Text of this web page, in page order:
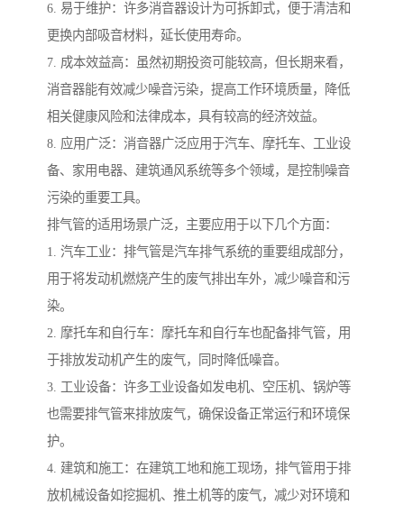
6. 易于维护：许多消音器设计为可拆卸式，便于清洁和
更换内部吸音材料，延长使用寿命。
7. 成本效益高：虽然初期投资可能较高，但长期来看，
消音器能有效减少噪音污染，提高工作环境质量，降低
相关健康风险和法律成本，具有较高的经济效益。
8. 应用广泛：消音器广泛应用于汽车、摩托车、工业设
备、家用电器、建筑通风系统等多个领域，是控制噪音
污染的重要工具。
排气管的适用场景广泛，主要应用于以下几个方面：
1. 汽车工业：排气管是汽车排气系统的重要组成部分，
用于将发动机燃烧产生的废气排出车外，减少噪音和污
染。
2. 摩托车和自行车：摩托车和自行车也配备排气管，用
于排放发动机产生的废气，同时降低噪音。
3. 工业设备：许多工业设备如发电机、空压机、锅炉等
也需要排气管来排放废气，确保设备正常运行和环境保
护。
4. 建筑和施工：在建筑工地和施工现场，排气管用于排
放机械设备如挖掘机、推土机等的废气，减少对环境和